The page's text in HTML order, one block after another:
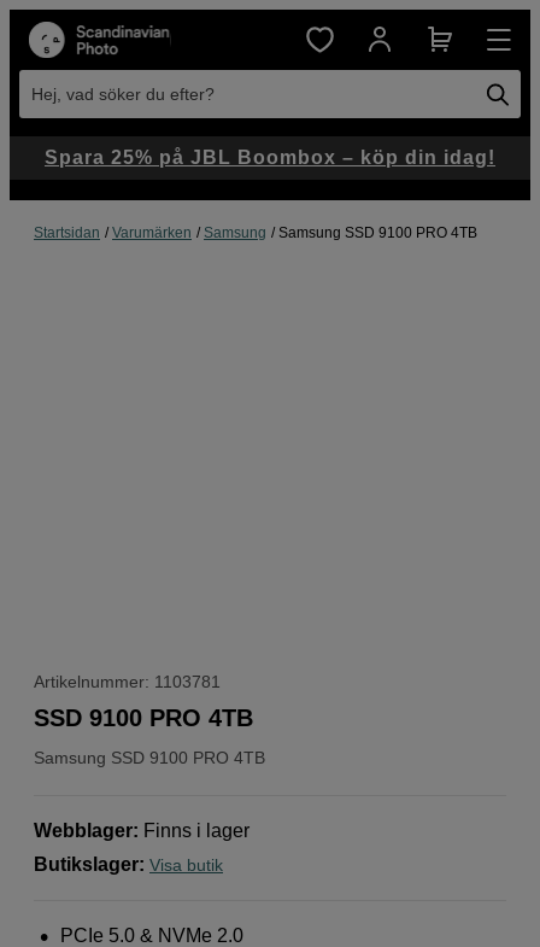
Hej, vad söker du efter?
Startsidan Varumärken Samsung Samsung SSD 9100 PRO 4TB
Artikelnummer: 1103781
Samsung SSD 9100 PRO 4TB
SSD 9100 PRO 4TB
Webblager: Finns i lager
Butikslager: Visa butik
PCIe 5.0 & NVMe 2.0
Spara 25% på JBL Boombox – köp din idag!